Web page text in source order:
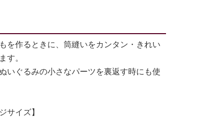
を作るときに、筒縫いをカンタン・きれい
す。
いぐるみの小さなパーツを裏返す時にも使
サイズ】